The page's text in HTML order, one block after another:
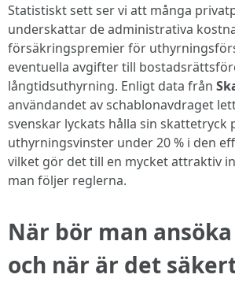
Statistiskt sett ser vi att många
underskattar de administrativa
försäkringspremier för
eventuella avgifter till
långtidsuthyrning. Enligt data från
användandet av schablonavdraget
svenskar lyckats hålla sin skattetryck
uthyrningsvinster under 20 % i den
vilket gör det till en mycket attraktiv
man följer reglerna.
När bör man
och när är det